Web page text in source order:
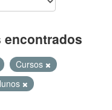
Cursos